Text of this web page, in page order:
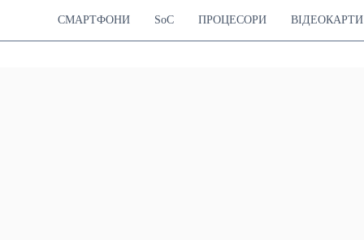
СМАРТФОНИ SoC ПРОЦЕСОРИ ВІДЕОКАРТИ